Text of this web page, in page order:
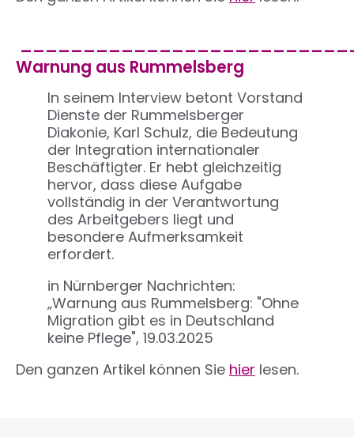
Warnung aus Rummelsberg
In seinem Interview betont Vorstand
Dienste der Rummelsberger
Diakonie, Karl Schulz, die Bedeutung
der Integration internationaler
Beschäftigter. Er hebt gleichzeitig
hervor, dass diese Aufgabe
vollständig in der Verantwortung
des Arbeitgebers liegt und
besondere Aufmerksamkeit
erfordert.
in Nürnberger Nachrichten:
„Warnung aus Rummelsberg: "Ohne
Migration gibt es in Deutschland
keine Pflege", 19.03.2025
Den ganzen Artikel können Sie hier lesen.